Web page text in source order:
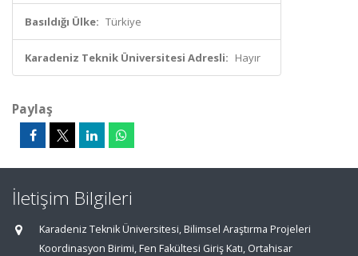
Basıldığı Ülke: Türkiye
Karadeniz Teknik Üniversitesi Adresli: Hayır
Paylaş
İletişim Bilgileri
Karadeniz Teknik Üniversitesi, Bilimsel Araştırma Projeleri
Koordinasyon Birimi, Fen Fakültesi Giriş Katı, Ortahisar